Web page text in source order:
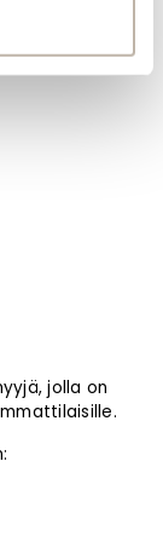
jolla on